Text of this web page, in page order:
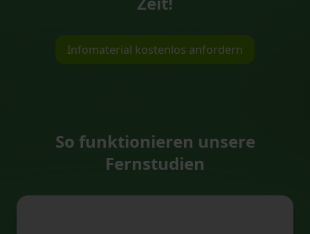
Infomaterial kostenlos anfordern
So funktionieren unsere
Fernstudien